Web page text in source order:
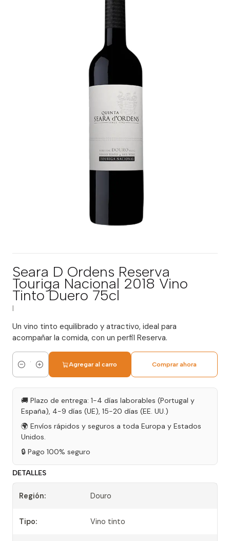
Seara D Ordens Reserva
Touriga Nacional 2018 Vino
Tinto Duero 75cl
Un vino tinto equilibrado y atractivo, ideal para
acompañar la comida, con un perfil Reserva.
Cantidad
Agregar al carro Comprar ahora
🚚 Plazo de entrega: 1-4 días laborables (Portugal y
España), 4-9 días (UE), 15-20 días (EE. UU.)
🌍 Envíos rápidos y seguros a toda Europa y Estados
Unidos.
🔒 Pago 100% seguro
DETALLES
Región: Douro
Tipo: Vino tinto